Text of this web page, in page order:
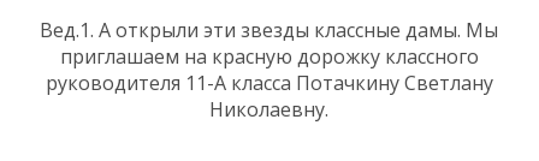
Вед.1. А открыли эти звезды классные дамы. Мы
приглашаем на красную дорожку классного
руководителя 11-А класса Потачкину Светлану
Николаевну.